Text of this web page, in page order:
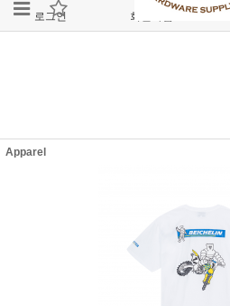
로그인 회원가입
Apparel